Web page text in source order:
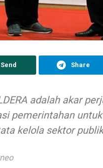
Send Share
adalah akar
pemerintahan
kelola sektor